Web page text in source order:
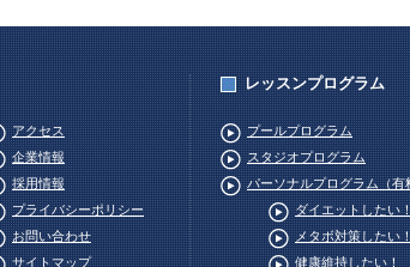
アクセス
企業情報
採用情報
プライバシーポリシー
お問い合わせ
サイトマップ
レッスンプログラム
プールプログラム
スタジオプログラム
パーソナルプログラム（有
ダイエットしたい
メタボ対策したい
健康維持したい！